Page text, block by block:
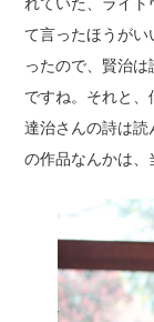
て言ったほうが
ったので、賢治
ですね。それと
達治さんの詩は
の作品なんかは、